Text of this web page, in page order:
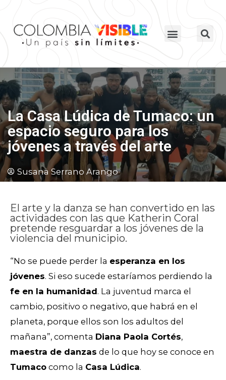
La Casa Lúdica de Tumaco: un
espacio seguro para los
jóvenes a través del arte
Susana Serrano Arango
El arte y la danza se han convertido en las
actividades con las que Katherin Coral
pretende resguardar a los jóvenes de la
violencia del municipio.
“No se puede perder la esperanza en los
jóvenes. Si eso sucede estaríamos perdiendo la
fe en la humanidad. La juventud marca el
cambio, positivo o negativo, que habrá en el
planeta, porque ellos son los adultos del
mañana”, comenta Diana Paola Cortés,
maestra de danzas de lo que hoy se conoce en
Tumaco como la Casa Lúdica.